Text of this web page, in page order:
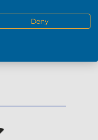
- 0 +
Deny